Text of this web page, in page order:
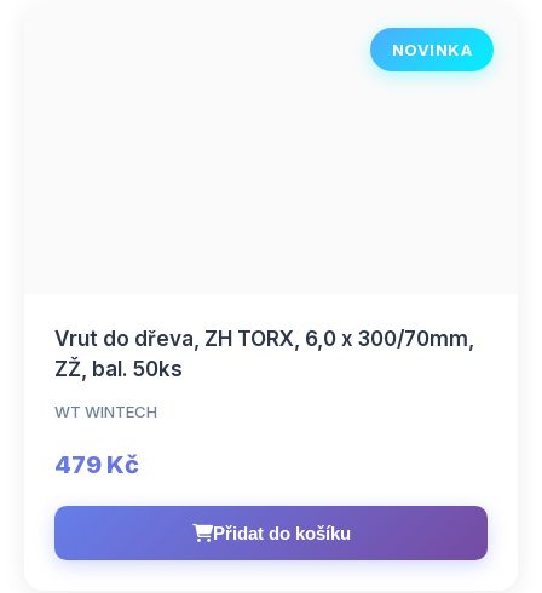
NOVINKA
Vrut do dřeva, ZH TORX, 6,0 x 300/70mm,
ZŽ, bal. 50ks
WT WINTECH
479 Kč
Přidat do košíku